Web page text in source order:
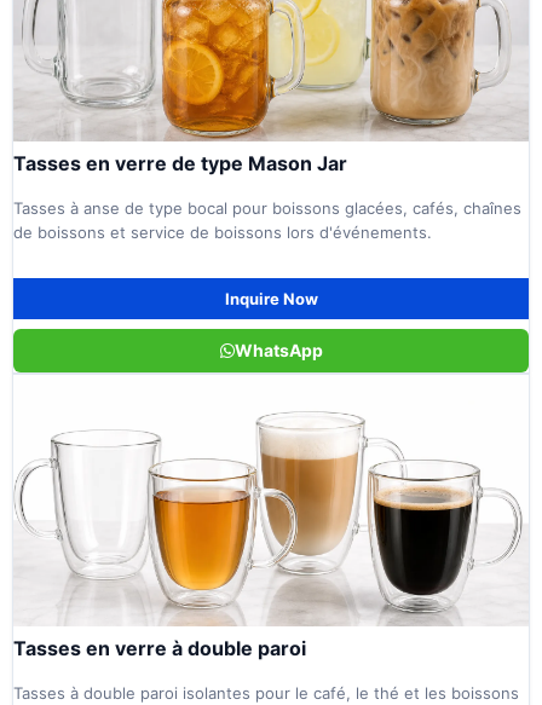
Tasses en verre de type Mason Jar
Tasses à anse de type bocal pour boissons glacées, cafés, chaînes
de boissons et service de boissons lors d'événements.
Inquire Now
WhatsApp
Tasses en verre à double paroi
Tasses à double paroi isolantes pour le café, le thé et les boissons